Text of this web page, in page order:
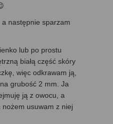
a następnie sparzam
lub po prostu
białą część skóry
więc odkrawam ją,
grubość 2 mm. Ja
ją z owocu, a
usuwam z niej